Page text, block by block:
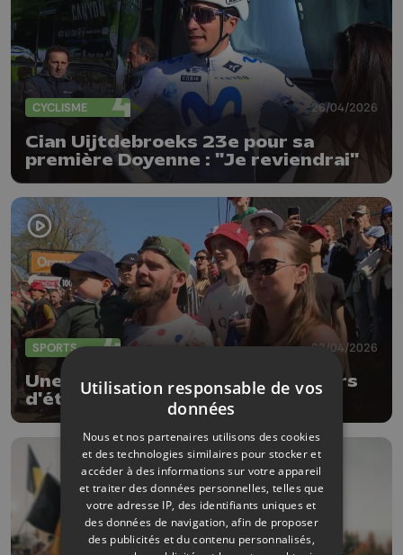
CYCLISME 26/04/2026
Cian Uijtdebroeks 23e pour sa
première Doyenne : "Je reviendrai"
SPORTS 22/04/2026
Une Flèche Wallonne 2026 aux airs
d'étape du Tour de France
Utilisation responsable de vos
données
Nous et nos partenaires utilisons des cookies
et des technologies similaires pour stocker et
accéder à des informations sur votre appareil
et traiter des données personnelles, telles que
votre adresse IP, des identifiants uniques et
des données de navigation, afin de proposer
des publicités et du contenu personnalisés,